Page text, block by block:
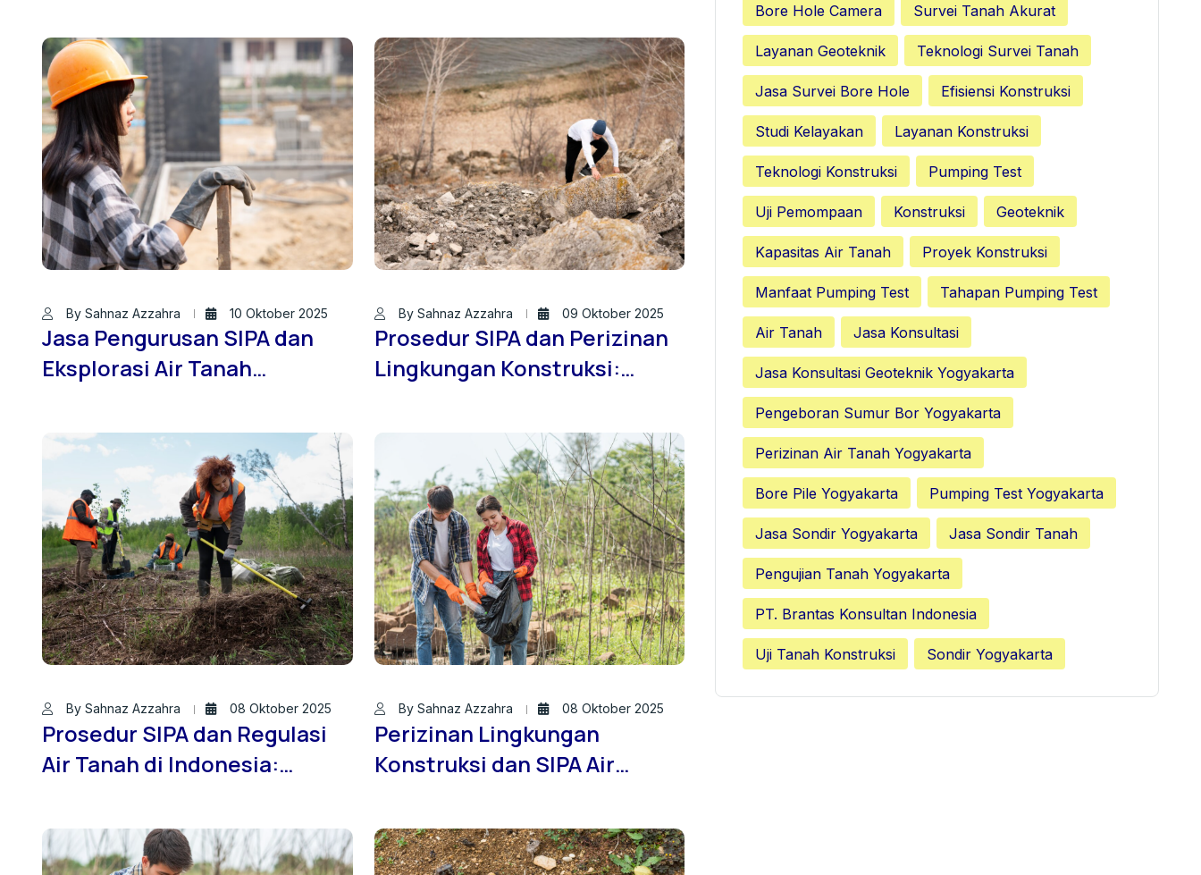
Modern: Studi Kasus
Bersama PT. Brantas
Konsultan Indonesia
ID – Brand dari PT. Brantas
Konsultan Indonesia
By Sahnaz Azzahra 10 Oktober 2025
Jasa Pengurusan SIPA dan
Eksplorasi Air Tanah
Terpercaya Bersama Jasa
Sondir Tanah ID
By Sahnaz Azzahra 09 Oktober 2025
Prosedur SIPA dan Perizinan
Lingkungan Konstruksi:
Tanah ID dalam Legalitas
Proyek
By Sahnaz Azzahra 08 Oktober 2025
Prosedur SIPA dan Regulasi
Air Tanah di Indonesia:
dengan Ahli dari Jasa Sondir
Tanah ID
By Sahnaz Azzahra 08 Oktober 2025
Perizinan Lingkungan
Konstruksi dan SIPA Air
dari Jasa Sondir Tanah ID
Bore Hole Camera Survei Tanah Akurat
Layanan Geoteknik Teknologi Survei Tanah
Jasa Survei Bore Hole Efisiensi Konstruksi
Studi Kelayakan Layanan Konstruksi
Teknologi Konstruksi Pumping Test
Uji Pemompaan Konstruksi Geoteknik
Kapasitas Air Tanah Proyek Konstruksi
Manfaat Pumping Test Tahapan Pumping Test
Air Tanah Jasa Konsultasi
Jasa Konsultasi Geoteknik Yogyakarta
Pengeboran Sumur Bor Yogyakarta
Perizinan Air Tanah Yogyakarta
Bore Pile Yogyakarta Pumping Test Yogyakarta
Jasa Sondir Yogyakarta Jasa Sondir Tanah
Pengujian Tanah Yogyakarta
PT. Brantas Konsultan Indonesia
Uji Tanah Konstruksi Sondir Yogyakarta